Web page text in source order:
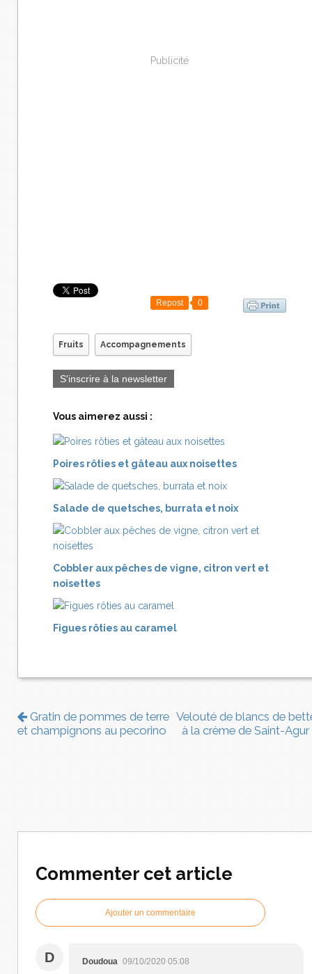
Publicité
Repost 0
Fruits Accompagnements
S'inscrire à la newsletter
Vous aimerez aussi :
Poires rôties et gâteau aux noisettes
Salade de quetsches, burrata et noix
Cobbler aux pêches de vigne, citron vert et
noisettes
Figues rôties au caramel
Gratin de pommes de terre
et champignons au pecorino
Velouté de blancs de
à la crème de Saint-Agur
Commenter cet article
Ajouter un commentaire
D Doudoua 09/10/2020 05:08